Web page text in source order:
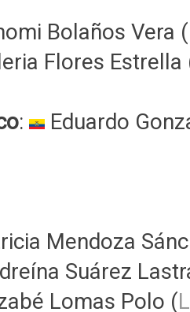
Bolaños Vera (
Flores Estrella
: Eduardo
Mendoza
Suárez
Lomas Polo (